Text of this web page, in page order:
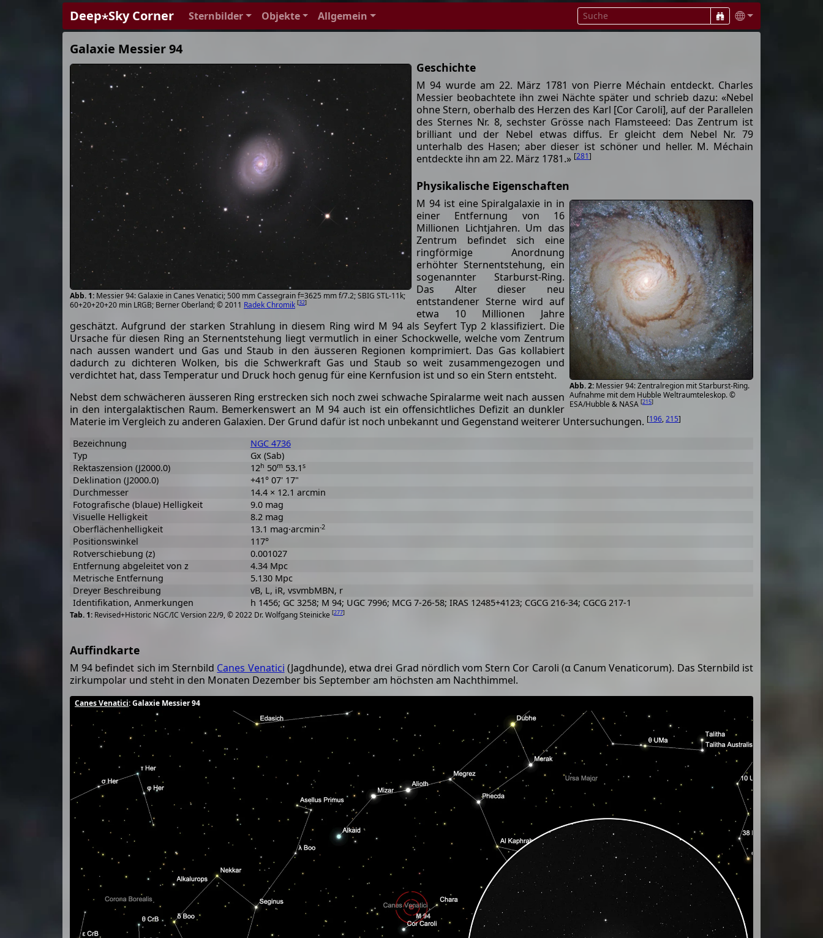
Deep⋆Sky Corner Sternbilder Objekte Allgemein
Galaxie Messier 94
Messier 94: Galaxie in Canes Venatici; 500 mm Cassegrain f=3625 mm f/7.2; SBIG STL-11k;
60+20+20+20 min LRGB; Berner Oberland; © 2011 Radek Chromik [32]
Geschichte
M 94 wurde am 22. März 1781 von Pierre Méchain entdeckt. Charles
Messier beobachtete ihn zwei Nächte später und schrieb dazu: «Nebel
ohne Stern, oberhalb des Herzen des Karl [Cor Caroli], auf der Parallelen
des Sternes Nr. 8, sechster Grösse nach Flamsteeed: Das Zentrum ist
brilliant und der Nebel etwas diffus. Er gleicht dem Nebel Nr. 79
unterhalb des Hasen; aber dieser ist schöner und heller. M. Méchain
entdeckte ihn am 22. März 1781.» [281]
Physikalische Eigenschaften
Messier 94: Zentralregion mit Starburst-Ring.
Aufnahme mit dem Hubble Weltraumteleskop. ©
ESA/Hubble & NASA [215]
M 94 ist eine Spiralgalaxie in in
einer Entfernung von 16
Millionen Lichtjahren. Um das
Zentrum befindet sich eine
ringförmige Anordnung
erhöhter Sternentstehung, ein
sogenannter Starburst-Ring.
Das Alter dieser neu
entstandener Sterne wird auf
etwa 10 Millionen Jahre
geschätzt. Aufgrund der starken Strahlung in diesem Ring wird M 94 als Seyfert Typ 2 klassifiziert. Die
Ursache für diesen Ring an Sternentstehung liegt vermutlich in einer Schockwelle, welche vom Zentrum
nach aussen wandert und Gas und Staub in den äusseren Regionen komprimiert. Das Gas kollabiert
dadurch zu dichteren Wolken, bis die Schwerkraft Gas und Staub so weit zusammengezogen und
verdichtet hat, dass Temperatur und Druck hoch genug für eine Kernfusion ist und so ein Stern entsteht.
Nebst dem schwächeren äusseren Ring erstrecken sich noch zwei schwache Spiralarme weit nach aussen
in den intergalaktischen Raum. Bemerkenswert an M 94 auch ist ein offensichtliches Defizit an dunkler
Materie im Vergleich zu anderen Galaxien. Der Grund dafür ist noch unbekannt und Gegenstand weiterer Untersuchungen. [196,215]
Revised+Historic NGC/IC Version 22/9, © 2022 Dr. Wolfgang Steinicke [277]
Bezeichnung
NGC 4736
Typ
Gx (Sab)
Rektaszension (J2000.0)
12h 50m53.1 s
Deklination (J2000.0)
+41° 07' 17"
Durchmesser
14.4 × 12.1 arcmin
Fotografische (blaue) Helligkeit
9.0 mag
Visuelle Helligkeit
8.2 mag
Oberflächenhelligkeit
13.1 mag·arcmin-2
Positionswinkel
117°
Rotverschiebung (z)
0.001027
Entfernung abgeleitet von z
4.34 Mpc
Metrische Entfernung
5.130 Mpc
Dreyer Beschreibung
vB, L, iR, vsvmbMBN, r
Identifikation, Anmerkungen
h 1456; GC 3258; M 94; UGC 7996; MCG 7-26-58; IRAS 12485+4123; CGCG 216-34; CGCG 217-1
Auffindkarte
M 94 befindet sich im Sternbild Canes Venatici (Jagdhunde), etwa drei Grad nördlich vom Stern Cor Caroli (α Canum Venaticorum). Das Sternbild ist
zirkumpolar und steht in den Monaten Dezember bis September am höchsten am Nachthimmel.
Canes Venatici: Galaxie Messier 94